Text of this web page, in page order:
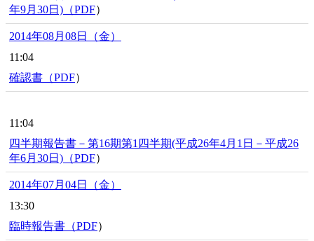
年9月30日)（PDF）
2014年08月08日（金）
11:04
確認書（PDF）
11:04
四半期報告書－第16期第1四半期(平成26年4月1日－平成26
年6月30日)（PDF）
2014年07月04日（金）
13:30
臨時報告書（PDF）